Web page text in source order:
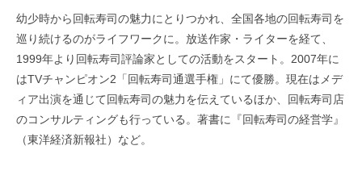
幼少時から回転寿司の魅力にとりつかれ、全国各地の回転寿司を
巡り続けるのがライフワークに。放送作家・ライターを経て、
1999年より回転寿司評論家としての活動をスタート。2007年に
はTVチャンピオン2「回転寿司通選手権」にて優勝。現在はメデ
ィア出演を通じて回転寿司の魅力を伝えているほか、回転寿司店
のコンサルティングも行っている。著書に『回転寿司の経営学』
（東洋経済新報社）など。